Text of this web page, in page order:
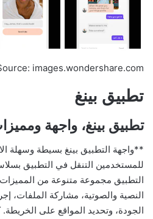
images.wondershare.com
تطبيق بينغ
تطبيق بينغ، واجهة
**واجهة التطبيق بينغ بسيطة وسهلة
للمستخدمين التنقل في التطبيق
التطبيق مجموعة متنوعة من
النصية والصوتية، مشاركة الملفات،
الجودة، وتحديد المواقع على الخريطة.